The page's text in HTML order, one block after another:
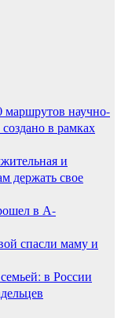
научно-
в рамках
и
держать свое
в А-
спасли маму и
в России